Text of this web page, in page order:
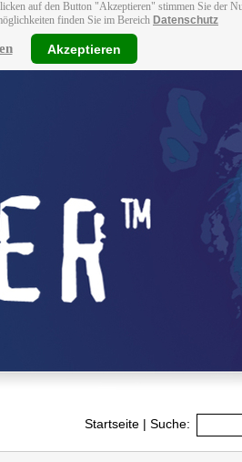
auf den Button "Akzeptieren" stimmen Sie der
finden Sie im Bereich Datenschutz
Akzeptieren
Startseite | Suche: